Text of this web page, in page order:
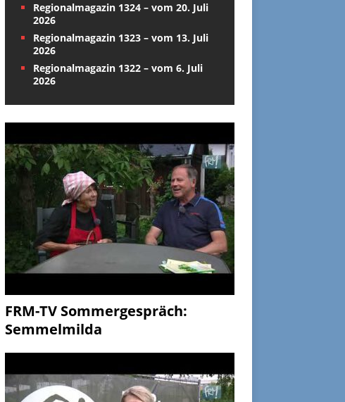
Regionalmagazin 1324 – vom 20. Juli
2026
Regionalmagazin 1323 – vom 13. Juli
2026
Regionalmagazin 1322 – vom 6. Juli
2026
FRM-TV Sommergespräch:
Semmelmilda